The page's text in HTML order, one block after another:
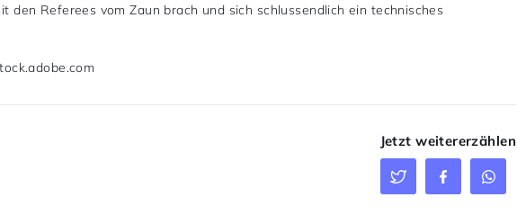
den Referees vom Zaun brach und sich schlussendlich ein technisches
Jetzt weitererzählen